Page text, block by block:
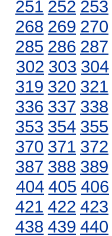
251 252 253
268 269 270
285 286 287
302 303 304
319 320 321
336 337 338
353 354 355
370 371 372
387 388 389
404 405 406
421 422 423
438 439 440